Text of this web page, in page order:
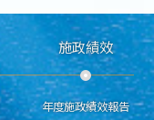
施政績效
年度施政績效報告